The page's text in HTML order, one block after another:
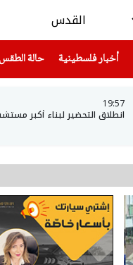
أخبار فلسطينية(current) حالة الطقس
19:57
انطلاق التحضير لبناء أكبر